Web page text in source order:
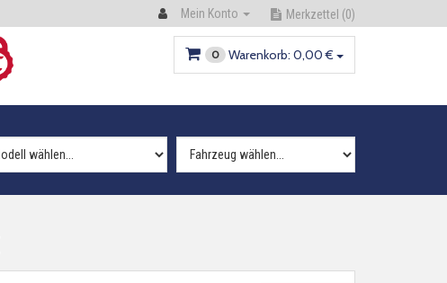
Mein Konto Merkzettel (0)
0 Warenkorb: 0,00 €